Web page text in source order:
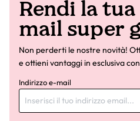
Rendi la tua
mail super
Non perderti le nostre novità!
e ottieni vantaggi in esclusiva
Indirizzo e-mail